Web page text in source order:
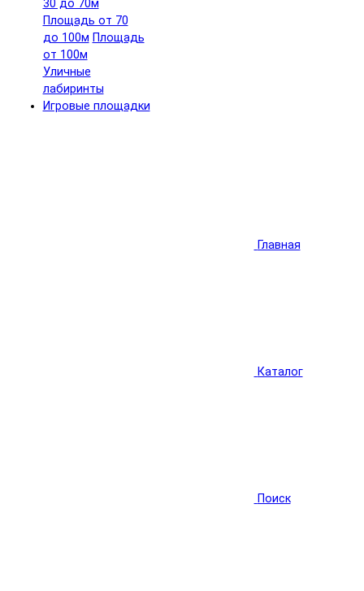
30 до 70м
Площадь от 70
до 100м Площадь
от 100м
Уличные
лабиринты
Игровые площадки
Главная
Каталог
Поиск